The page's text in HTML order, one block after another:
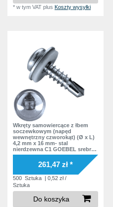
*w tym VAT plusKoszty wysyłki
Wkręty samowiercące z łbem
soczewkowym (napęd
wewnętrzny czworokąt) (Ø x L)
4,2 mm x 16 mm- stal
nierdzewna C1 GOEBEL srebrna
warstwa soczewkowy
czworokąt wewnątrz Podkładka
EPDM DIN7504 SQ Norma
261,47 zł *
500 Sztuka | 0,52 zł /
Sztuka
Do koszyka